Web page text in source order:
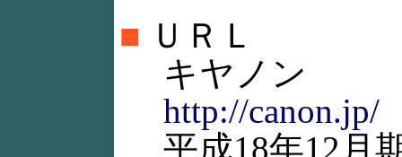
■ ＵＲＬ
キヤノン
http://canon.jp/
平成18年12月